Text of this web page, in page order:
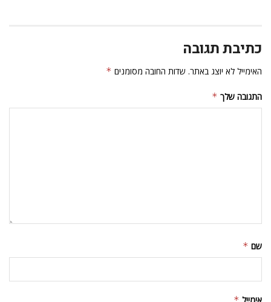
כתיבת תגובה
האימייל לא יוצג באתר. שדות החובה מסומנים *
התגובה שלך *
שם *